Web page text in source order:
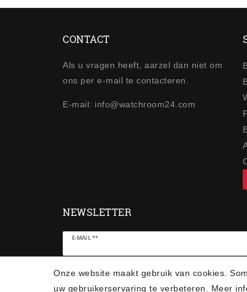
CONTACT
Als u vragen heeft, aarzel dan niet om
ons per e-mail te contacteren.
E-mail: info@watchroom24.com
Onze website maakt gebruik van cookies.
uw gebruikerservaring te verbeteren. Meer
NEWSLETTER
E-MAIL **
Ceres::Template.newsletterHoneypotLabel
Ik bevestig hierbij dat ik dePrivacybeleidheb